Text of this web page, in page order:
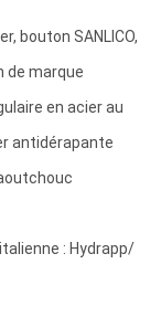
bouton SANLICO,
de marque
en acier au
antidérapante
: Hydrapp/